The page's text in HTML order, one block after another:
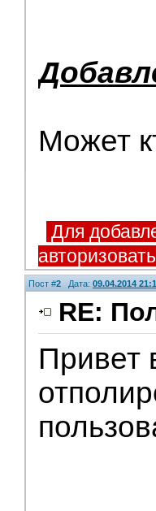
Может
Для
Пост #2 Дата: 09.04.2014
RE:
Привет